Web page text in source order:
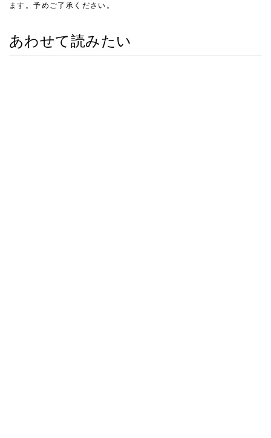
ます。予めご了承ください。
あわせて読みたい